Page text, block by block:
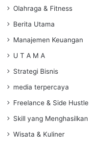
Olahraga & Fitness
Berita Utama
Manajemen Keuangan
U T A M A
Strategi Bisnis
media terpercaya
Freelance & Side Hustle
Skill yang Menghasilkan
Wisata & Kuliner